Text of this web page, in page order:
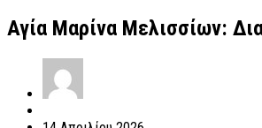
Αγία Μαρίνα Μελισσίων: